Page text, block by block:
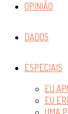
OPINIÃO
DADOS
ESPECIAIS
EU
EU